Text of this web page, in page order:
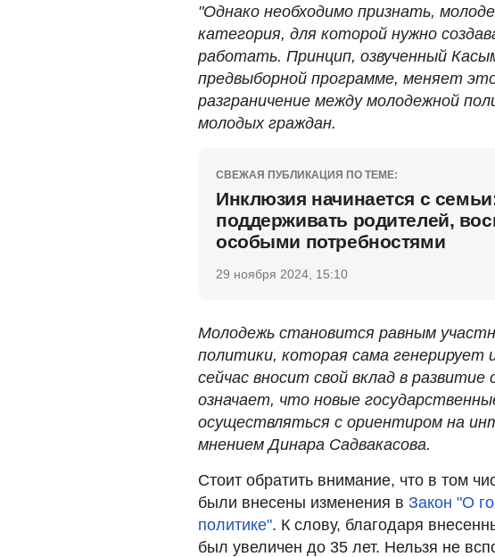
"Однако необходимо признать,
категория, для которой нужно
работать. Принцип, озвученный
предвыборной программе, меняет
разграничение между молодежной
молодых граждан.
СВЕЖАЯ ПУБЛИКАЦИЯ ПО ТЕМЕ:
Инклюзия начинается с
поддерживать родителей,
особыми потребностями
29 ноября 2024, 15:10
Молодежь становится равным
политики, которая сама генерирует
сейчас вносит свой вклад в
означает, что новые
осуществляться с ориентиром на
мнением Динара Садвакасова.
Стоит обратить внимание, что в том
были внесены изменения в Закон "О
политике". К слову, благодаря
был увеличен до 35 лет. Нельзя не